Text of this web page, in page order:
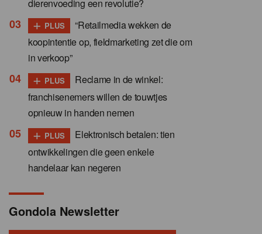
dierenvoeding een revolutie?
+ PLUS
“Retailmedia wekken de
koopintentie op, fieldmarketing zet die om
in verkoop”
+ PLUS
Reclame in de winkel:
franchisenemers willen de touwtjes
opnieuw in handen nemen
+ PLUS
Elektronisch betalen: tien
ontwikkelingen die geen enkele
handelaar kan negeren
Gondola Newsletter